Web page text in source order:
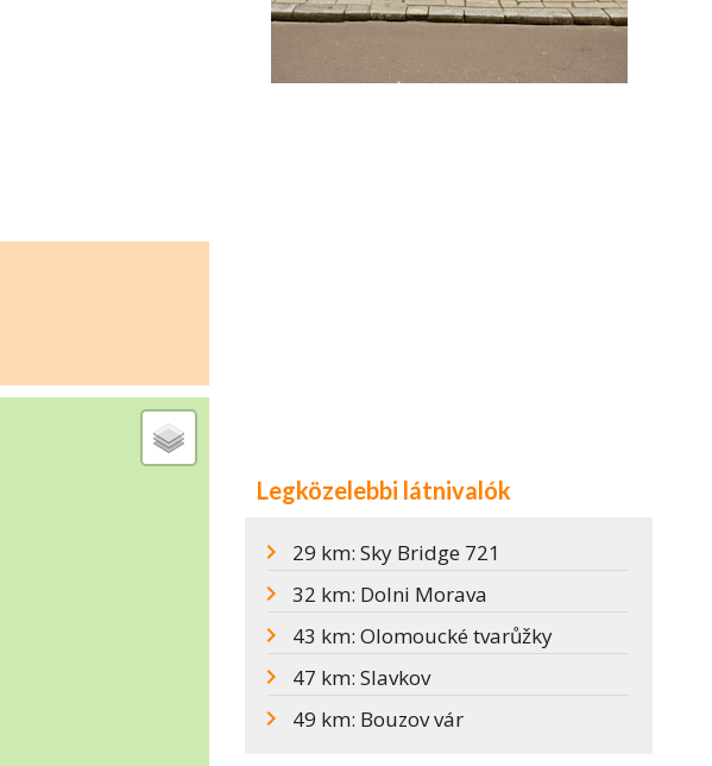
Legközelebbi látnivalók
29 km: Sky Bridge 721
32 km: Dolni Morava
43 km: Olomoucké tvarůžky
47 km: Slavkov
49 km: Bouzov vár